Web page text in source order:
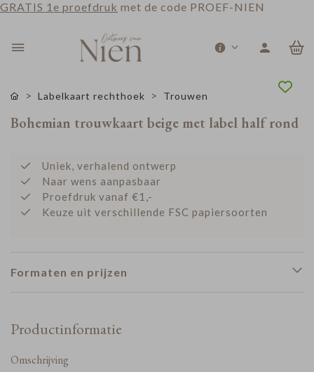
GRATIS 1e proefdruk met de code PROEF-NIEN
Labelkaart rechthoek Trouwen
Bohemian trouwkaart beige met label half rond
Uniek, verhalend ontwerp
Naar wens aanpasbaar
Proefdruk vanaf €1,-
Keuze uit verschillende FSC papiersoorten
Formaten en prijzen
Productinformatie
Omschrijving